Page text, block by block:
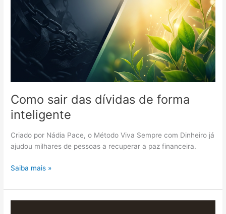
Como sair das dívidas de forma
inteligente
Criado por Nádia Pace, o Método Viva Sempre com Dinheiro já
ajudou milhares de pessoas a recuperar a paz financeira.
Como
das
dívidas
Saiba mais »